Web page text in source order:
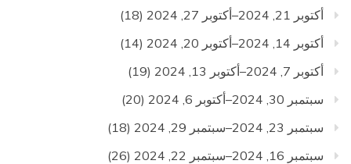
أكتوبر 21, 2024–أكتوبر 27, 2024
(18)
أكتوبر 14, 2024–أكتوبر 20, 2024
(14)
أكتوبر 7, 2024–أكتوبر 13, 2024
(19)
سبتمبر 30, 2024–أكتوبر 6, 2024
(20)
سبتمبر 23, 2024–سبتمبر 29, 2024
(18)
سبتمبر 16, 2024–سبتمبر 22, 2024
(26)